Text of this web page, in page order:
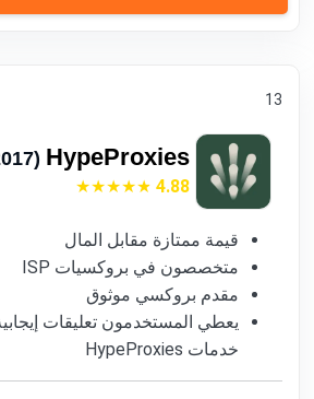
13
HypeProxies
(2017)
4.88
قيمة ممتازة مقابل المال
متخصصون في بروكسيات ISP
مقدم بروكسي موثوق
يعطي المستخدمون تعليقات
خدمات HypeProxies